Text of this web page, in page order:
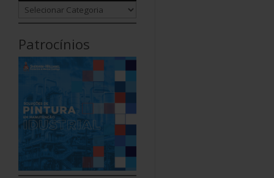
Categorias
Patrocínios